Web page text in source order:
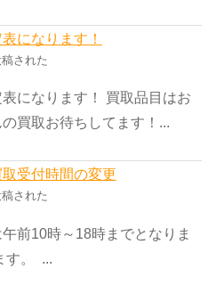
になります！
された
になります！ 買取品目はお
買取お待ちしてます！...
取受付時間の変更
された
前10時～18時までとなりま
。 ...